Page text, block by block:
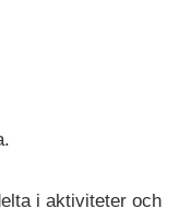
i aktiviteter och